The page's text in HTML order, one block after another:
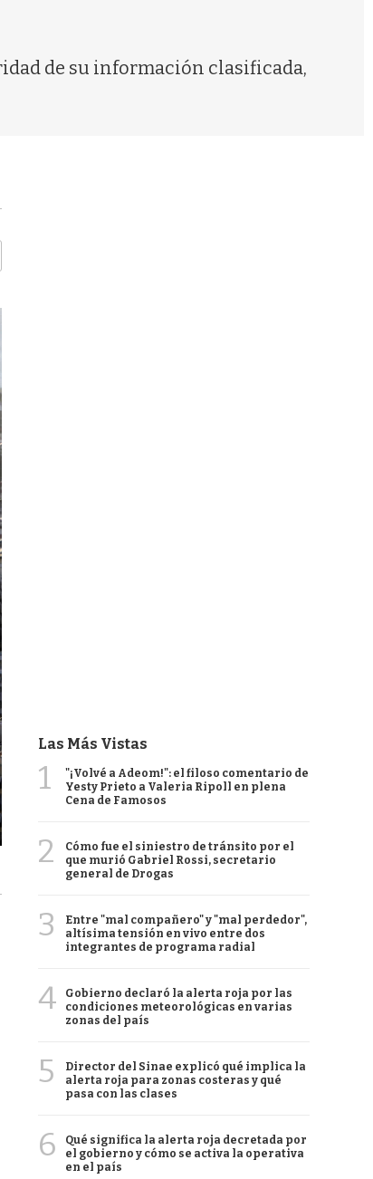
de su información clasificada,
Las Más Vistas
1
"¡Volvé a Adeom!": el filoso comentario de
Yesty Prieto a Valeria Ripoll en plena
Cena de Famosos
2
Cómo fue el siniestro de tránsito por el
que murió Gabriel Rossi, secretario
general de Drogas
3
Entre "mal compañero" y "mal perdedor",
altísima tensión en vivo entre dos
integrantes de programa radial
4
Gobierno declaró la alerta roja por las
condiciones meteorológicas en varias
zonas del país
5
Director del Sinae explicó qué implica la
alerta roja para zonas costeras y qué
pasa con las clases
6
Qué significa la alerta roja decretada por
el gobierno y cómo se activa la operativa
en el país